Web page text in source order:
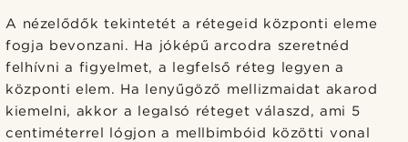
A nézelődők tekintetét a rétegeid központi eleme
fogja bevonzani. Ha jóképű arcodra szeretnéd
felhívni a figyelmet, a legfelső réteg legyen a
központi elem. Ha lenyűgöző mellizmaidat akarod
kiemelni, akkor a legalsó réteget válaszd, ami 5
centiméterrel lógjon a mellbimbóid közötti vonal